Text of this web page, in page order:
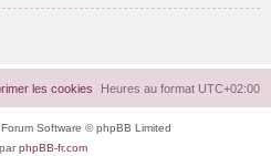
Heures au format UTC+02:00
les cookies
Software © phpBB Limited
phpBB-fr.com